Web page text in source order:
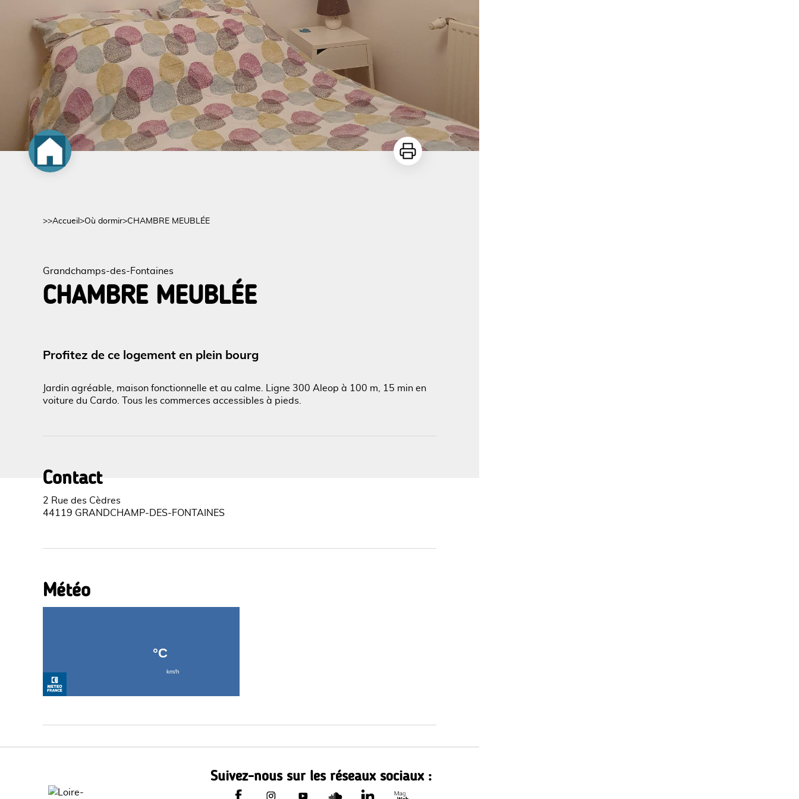
Imprimer
>>Accueil >Où dormir>CHAMBRE MEUBLÉE
Grandchamps-des-Fontaines
CHAMBRE MEUBLÉE
Profitez de ce logement en plein bourg
Jardin agréable, maison fonctionnelle et au calme. Ligne 300 Aleop à 100 m, 15 min en
voiture du Cardo. Tous les commerces accessibles à pieds.
Contact
2 Rue des Cèdres
44119 GRANDCHAMP-DES-FONTAINES
Météo
Suivez-nous sur les réseaux sociaux :